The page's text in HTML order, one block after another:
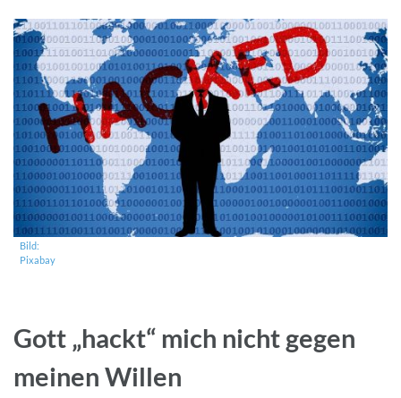
Bild:
Pixabay
Gott „hackt“ mich nicht gegen
meinen Willen